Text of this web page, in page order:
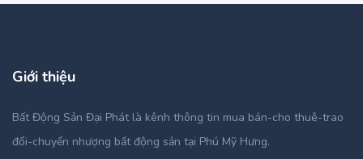
Giới thiệu
Bất Động Sản Đại Phát là kênh thông tin mua bán-cho thuê-trao
đổi-chuyển nhượng bất động sản tại Phú Mỹ Hưng.